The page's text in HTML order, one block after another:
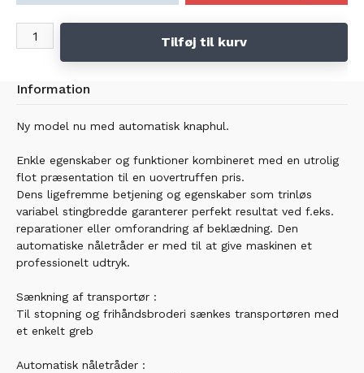
Tilføj til kurv
Information
Ny model nu med automatisk knaphul.
Enkle egenskaber og funktioner kombineret med en utrolig
flot præsentation til en uovertruffen pris.
Dens ligefremme betjening og egenskaber som trinløs
variabel stingbredde garanterer perfekt resultat ved f.eks.
reparationer eller omforandring af beklædning. Den
automatiske nåletråder er med til at give maskinen et
professionelt udtryk.
Sænkning af transportør :
Til stopning og frihåndsbroderi sænkes transportøren med
et enkelt greb
Automatisk nåletråder :